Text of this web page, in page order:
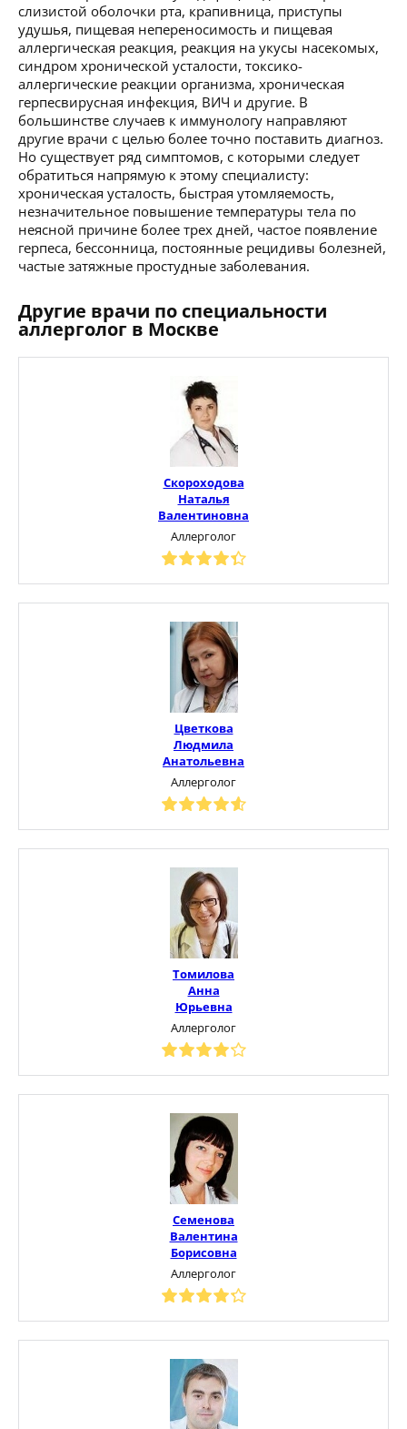
слизистой оболочки рта, крапивница, приступы
удушья, пищевая непереносимость и пищевая
аллергическая реакция, реакция на укусы насекомых,
синдром хронической усталости, токсико-
аллергические реакции организма, хроническая
герпесвирусная инфекция, ВИЧ и другие. В
большинстве случаев к иммунологу направляют
другие врачи с целью более точно поставить диагноз.
Но существует ряд симптомов, с которыми следует
обратиться напрямую к этому специалисту:
хроническая усталость, быстрая утомляемость,
незначительное повышение температуры тела по
неясной причине более трех дней, частое появление
герпеса, бессонница, постоянные рецидивы болезней,
частые затяжные простудные заболевания.
Другие врачи по специальности
аллерголог в Москве
Скороходова
Наталья
Валентиновна
Аллерголог
Цветкова
Людмила
Анатольевна
Аллерголог
Томилова
Анна
Юрьевна
Аллерголог
Семенова
Валентина
Борисовна
Аллерголог